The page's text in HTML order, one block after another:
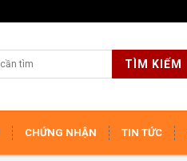
TÌM KIẾM
CHỨNG NHẬN TIN TỨC